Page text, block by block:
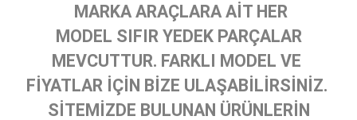
MARKA ARAÇLARA AİT HER
MODEL SIFIR YEDEK PARÇALAR
MEVCUTTUR. FARKLI MODEL VE
FİYATLAR İÇİN BİZE ULAŞABİLİRSİNİZ.
SİTEMİZDE BULUNAN ÜRÜNLERİN